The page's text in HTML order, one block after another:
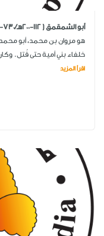
أبو الشمقمق ( 112-200هـ/730-815 م)
هو مروان بن محمد، أبو
خلفاء بني أمية حتى قُتل.
اقرأ المزيد